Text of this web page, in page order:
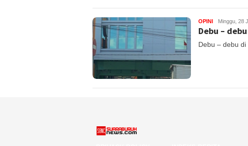
OPINI Minggu, 28
Debu –
Debu – debu